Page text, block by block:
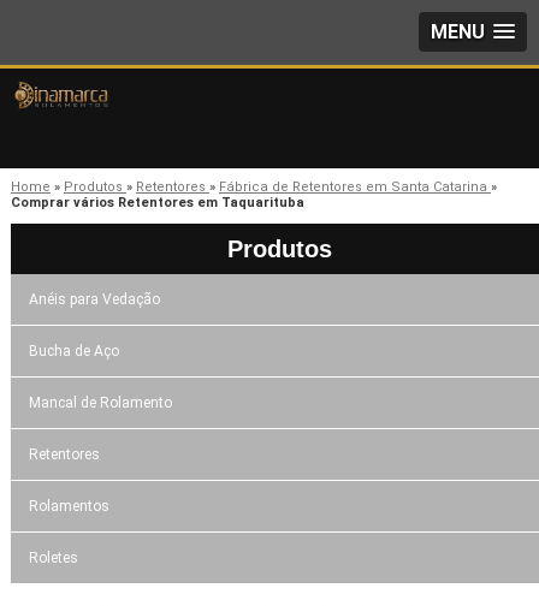
MENU
Home » Produtos » Retentores » Fábrica de Retentores em Santa Catarina »
Comprar vários Retentores em Taquarituba
Produtos
Anéis para Vedação
Bucha de Aço
Mancal de Rolamento
Retentores
Rolamentos
Roletes